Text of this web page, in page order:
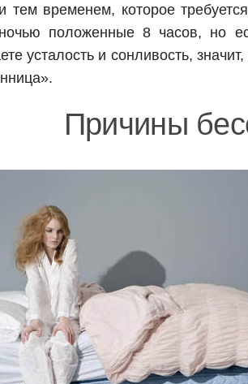
тем временем, которое
положенные 8 часов, но
усталость и сонливость,
Причины